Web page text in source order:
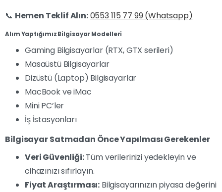
📞 Hemen Teklif Alın:0553 115 77 99 (Whatsapp)
Alım Yaptığımız Bilgisayar Modelleri
Gaming Bilgisayarlar (RTX, GTX serileri)
Masaüstü Bilgisayarlar
Dizüstü (Laptop) Bilgisayarlar
MacBook ve iMac
Mini PC’ler
İş İstasyonları
Bilgisayar Satmadan Önce Yapılması Gerekenler
Veri Güvenliği:Tüm verilerinizi yedekleyin ve
cihazınızı sıfırlayın.
Fiyat Araştırması: Bilgisayarınızın piyasa değerini